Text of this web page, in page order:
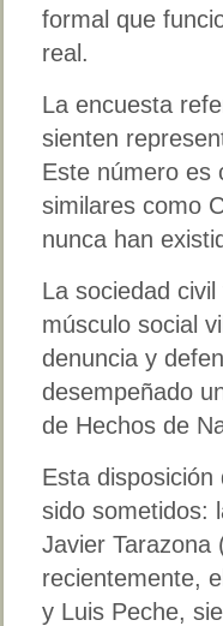
formal que
real.
La encuesta
sienten
Este número es
similares como
nunca han
La sociedad
músculo social
denuncia y
desempeñado
de Hechos de
Esta
sido sometidos:
Javier Tarazona
recientemente,
y Luis Peche,